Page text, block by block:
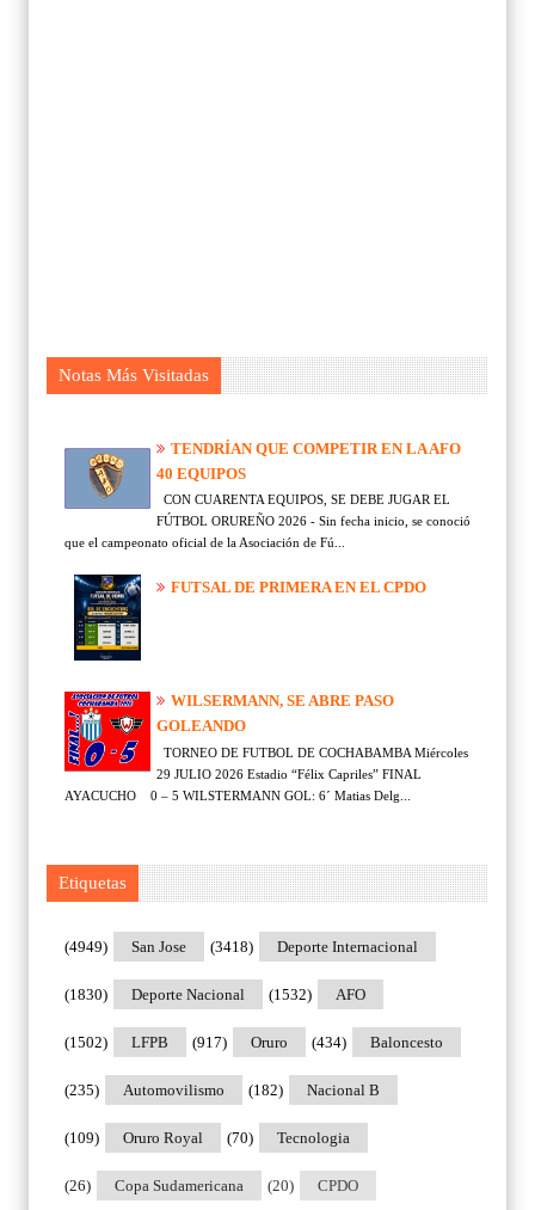
Notas Más Visitadas
TENDRÍAN QUE COMPETIR EN LA AFO
40 EQUIPOS
CON CUARENTA EQUIPOS, SE DEBE JUGAR EL
FÚTBOL ORUREÑO 2026 - Sin fecha inicio, se conoció
que el campeonato oficial de la Asociación de Fú...
FUTSAL DE PRIMERA EN EL CPDO
WILSERMANN, SE ABRE PASO
GOLEANDO
TORNEO DE FUTBOL DE COCHABAMBA Miércoles
29 JULIO 2026 Estadio “Félix Capriles” FINAL
AYACUCHO 0 – 5 WILSTERMANN GOL: 6´ Matias Delg...
Etiquetas
San Jose
(4949) Deporte Internacional
(3418)
Deporte Nacional
(1830) AFO
(1532)
LFPB
(1502) Oruro
(917) Baloncesto
(434)
Automovilismo
(235) Nacional B
(182)
Oruro Royal
(109) Tecnologia
(70)
Copa Sudamericana
(26) CPDO
(20)